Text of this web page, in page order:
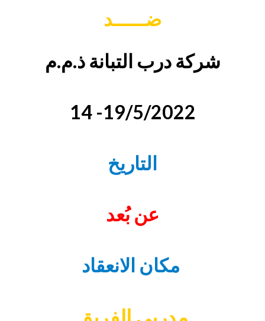
ضــــــد
شركة درب التبانة ذ.م.م
14 -19/5/2022
التاريخ
عن بُعد